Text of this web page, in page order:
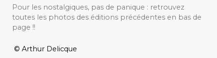
Pour les nostalgiques, pas de panique : retrouvez
toutes les photos des éditions précédentes en bas de
page !!
© Arthur Delicque